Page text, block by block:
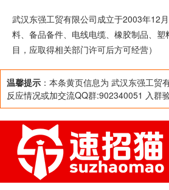
武汉东强工贸有限公司成立于2003年12
料、备品备件、电线电缆、橡胶制品、
目，应取得相关部门许可后方可经营）
温馨提示 ：本条黄页信息为 武汉东强工
反应情况或加交流QQ群:902340051 入群验